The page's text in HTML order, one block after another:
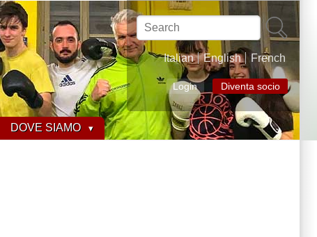
Search
Italian English French
Login Diventa socio
DOVE SIAMO